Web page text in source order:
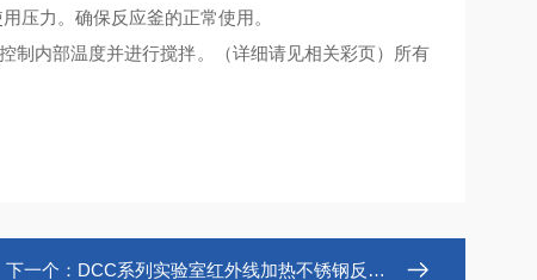
压力。确保反应釜的正常使用。
制内部温度并进行搅拌。（详细请见相关彩页）所有
下一个： DCC系列实验室红外线加热不锈钢反应釜